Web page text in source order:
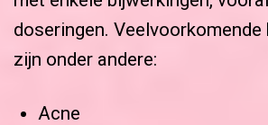
doseringen. Veelvoorkomende
zijn onder andere:
Acne